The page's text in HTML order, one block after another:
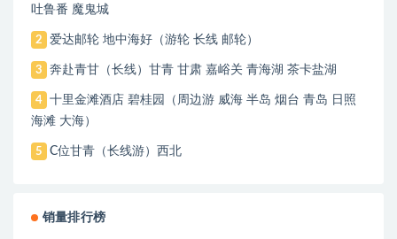
吐鲁番 魔鬼城
2 爱达邮轮 地中海好（游轮 长线 邮轮）
3 奔赴青甘（长线）甘青 甘肃 嘉峪关 青海湖 茶卡盐湖
4
十里金滩酒店 碧桂园（周边游 威海 半岛 烟台 青岛 日照
海滩 大海）
5 C位甘青（长线游）西北
销量排行榜